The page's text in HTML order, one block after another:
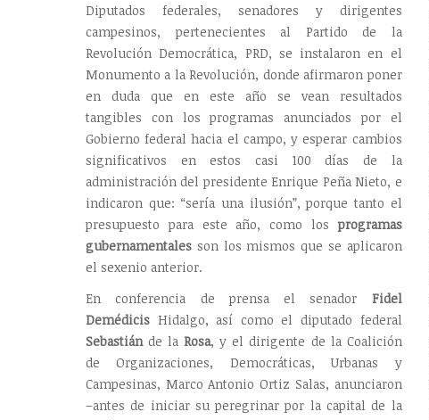
Diputados federales, senadores y dirigentes
campesinos, pertenecientes al Partido de la
Revolución Democrática, PRD, se instalaron en el
Monumento a la Revolución, donde afirmaron poner
en duda que en este año se vean resultados
tangibles con los programas anunciados por el
Gobierno federal hacia el campo, y esperar cambios
significativos en estos casi 100 días de la
administración del presidente Enrique Peña Nieto, e
indicaron que: “sería una ilusión”, porque tanto el
presupuesto para este año, como losprogramas
gubernamentales son los mismos que se aplicaron
el sexenio anterior.
En conferencia de prensa el senador Fidel
Demédicis Hidalgo, así como el diputado federal
Sebastiánde laRosa, y el dirigente de la Coalición
de Organizaciones, Democráticas, Urbanas y
Campesinas, Marco Antonio Ortiz Salas, anunciaron
–antes de iniciar su peregrinar por la capital de la